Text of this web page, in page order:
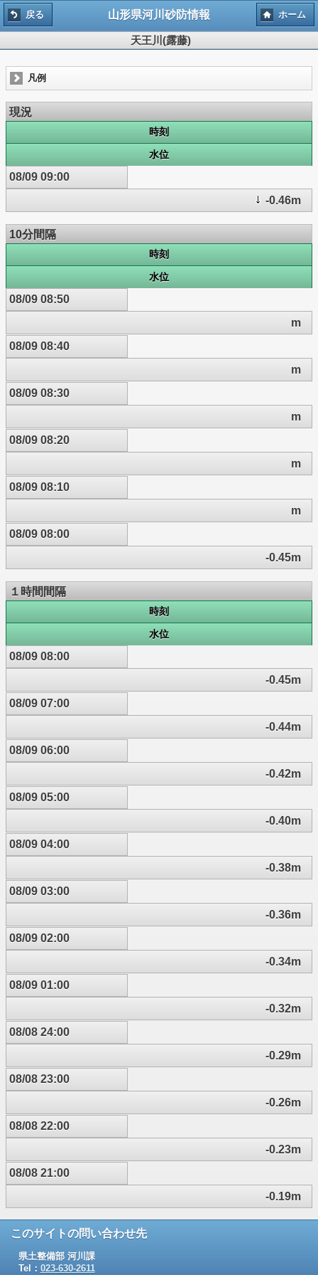
戻る 山形県河川砂防情報 ホーム
天王川(露藤)
凡例
現況
時刻
水位
08/09 09:00
-0.46m
10分間隔
時刻
水位
08/09 08:50
m
08/09 08:40
m
08/09 08:30
m
08/09 08:20
m
08/09 08:10
m
08/09 08:00
-0.45m
１時間間隔
時刻
水位
08/09 08:00
-0.45m
08/09 07:00
-0.44m
08/09 06:00
-0.42m
08/09 05:00
-0.40m
08/09 04:00
-0.38m
08/09 03:00
-0.36m
08/09 02:00
-0.34m
08/09 01:00
-0.32m
08/08 24:00
-0.29m
08/08 23:00
-0.26m
08/08 22:00
-0.23m
08/08 21:00
-0.19m
このサイトの問い合わせ先
県土整備部 河川課
Tel： 023-630-2611